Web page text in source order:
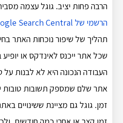
הרבה פחות יציב. גוגל עצמה
הרשמי של Google Search Central
תהליך של שיפור נוכחות האתר
שכל אתר ייכנס לאינדקס או יופיע
העבודה הנכונה היא לא לבנות
אתר שלם שמספק תשובות טובות
זמן. גוגל גם מציינת ששינויים